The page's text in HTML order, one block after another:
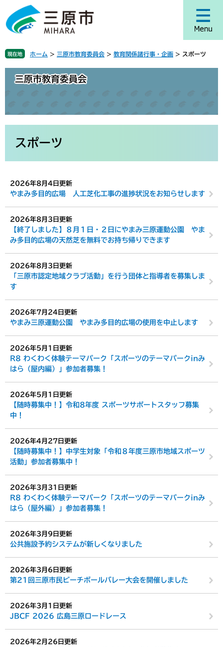
ジ
頭
で
ュ
飛
ば
現在地 ホーム > 三原市教育委員会 > 教育関係諸行事・企画 > スポーツ
三原市教育委員会
スポーツ
2026年8月4日更新
やまみ多目的広場 人工芝化工事の進捗状況をお知らせします
2026年8月3日更新
【終了しました】８月１日・２日にやまみ三原運動公園 やま
み多目的広場の天然芝を無料でお持ち帰りできます
2026年8月3日更新
「三原市認定地域クラブ活動」を行う団体と指導者を募集しま
す
2026年7月24日更新
やまみ三原運動公園 やまみ多目的広場の使用を中止します
2026年5月1日更新
R8 わくわく体験テーマパーク「スポーツのテーマパークinみ
はら（屋内編）」参加者募集！
2026年5月1日更新
【随時募集中！】令和8年度 スポーツサポートスタッフ募集
中！
2026年4月27日更新
【随時募集中！】中学生対象「令和８年度三原市地域スポーツ
活動」参加者募集中！
2026年3月31日更新
R8 わくわく体験テーマパーク「スポーツのテーマパークinみ
はら（屋外編）」参加者募集！
2026年3月9日更新
公共施設予約システムが新しくなりました
2026年3月6日更新
第21回三原市民ビーチボールバレー大会を開催しました
2026年3月1日更新
JBCF 2026 広島三原ロードレース
2026年2月26日更新